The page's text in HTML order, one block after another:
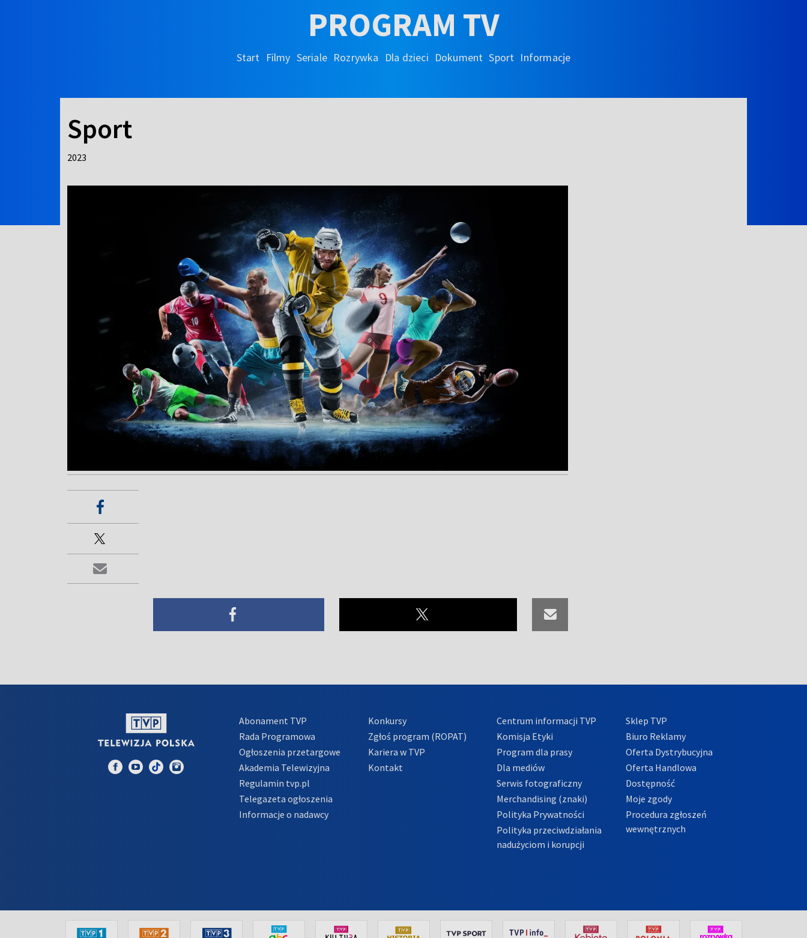
PROGRAM TV
Start Filmy Seriale Rozrywka Dla dzieci Dokument Sport Informacje
Sport
2023
Abonament TVP
Rada Programowa
Ogłoszenia przetargowe
Akademia Telewizyjna
Regulamin tvp.pl
Telegazeta ogłoszenia
Informacje o nadawcy
Konkursy
Zgłoś program (ROPAT)
Kariera w TVP
Kontakt
Centrum informacji TVP
Komisja Etyki
Program dla prasy
Dla mediów
Serwis fotograficzny
Merchandising (znaki)
Polityka Prywatności
Polityka przeciwdziałania
nadużyciom i korupcji
Sklep TVP
Biuro Reklamy
Oferta Dystrybucyjna
Oferta Handlowa
Dostępność
Moje zgody
Procedura zgłoszeń
wewnętrznych